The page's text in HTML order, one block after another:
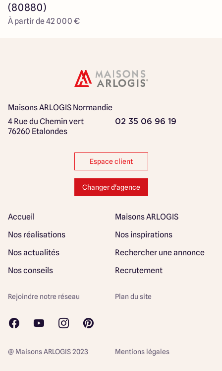
(80880)
À partir de 42 000 €
Maisons ARLOGIS Normandie
4 Rue du Chemin vert
76260 Etalondes
02 35 06 96 19
Espace client
Changer d'agence
Accueil
Maisons ARLOGIS
Nos réalisations
Nos inspirations
Nos actualités
Rechercher une annonce
Nos conseils
Recrutement
Mentions légales
Rejoindre notre réseau Plan du site
@ Maisons ARLOGIS 2023